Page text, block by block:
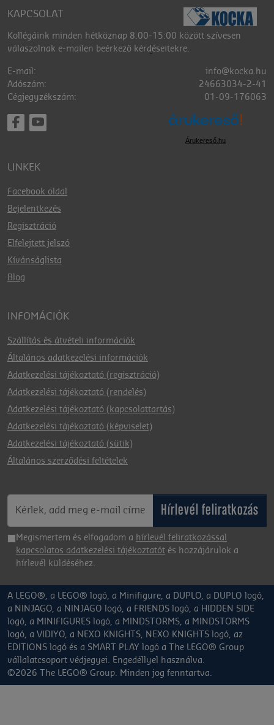
KAPCSOLAT
Kollégáink minden hétköznap 8:00-15:00 között szívesen
válaszolnak e-mailen beérkező kérdéseitekre.
E-mail:
info@kocka.hu
Adószám:
24663034-2-41
Cégjegyzékszám:
01-09-176063
Árukereső.hu
LINKEK
Facebook oldal
Bejelentkezés
Regisztráció
Elfelejtett jelszó
Kívánságlista
Blog
INFOMÁCIÓK
Szállítás és átvételi információk
Általános adatkezelési információk
Adatkezelési tájékoztató (regisztráció)
Adatkezelési tájékoztató (rendelés)
Adatkezelési tájékoztató (kapcsolattartás)
Adatkezelési tájékoztató (képviselet)
Adatkezelési tájékoztató (sütik)
Általános szerződési feltételek
Hírlevél feliratkozás
Megismertem és elfogadom a hírlevél feliratkozással
kapcsolatos adatkezelési tájékoztatót és hozzájárulok a
hírlevél küldéséhez.
A LEGO®, a LEGO® logó, a Minifigure, a DUPLO, a DUPLO logó,
a NINJAGO, a NINJAGO logó, a FRIENDS logó, a HIDDEN SIDE
logó, a MINIFIGURES logó, a MINDSTORMS, a MINDSTORMS
logó, a VIDIYO, a NEXO KNIGHTS, NEXO KNIGHTS logó, az
EDITIONS logó és a SMART PLAY logó a The LEGO® Group
vállalatcsoport védjegyei. Engedéllyel használva.
©2026 The LEGO® Group. Minden jog fenntartva.